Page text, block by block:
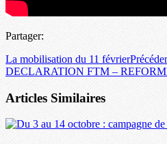
Partager:
La mobilisation du 11 février
DECLARATION FTM –
Articles Similaires